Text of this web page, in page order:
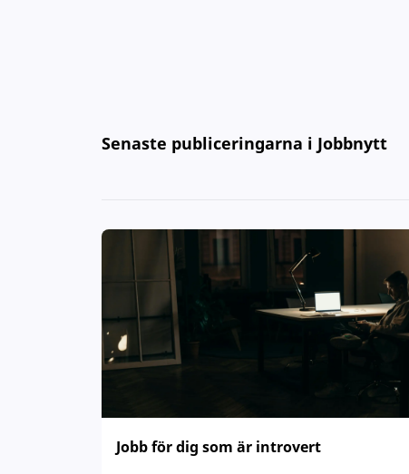
Senaste publiceringarna i Jobbnytt
Jobb för dig som är introvert